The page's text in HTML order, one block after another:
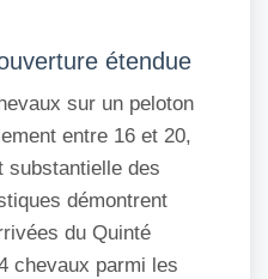
étendue
sur un peloton
entre 16 et 20,
substantielle des
démontrent
du Quinté
chevaux parmi les